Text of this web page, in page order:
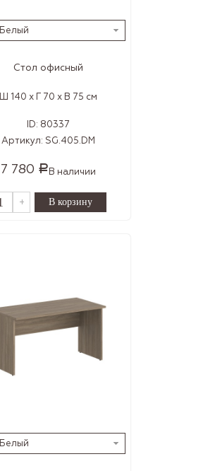
Белый
Стол офисный
Ш 140 x Г 70 x В 75 см
ID: 80337
Артикул: SG.405.DM
7 780 Р В наличии
+
Белый